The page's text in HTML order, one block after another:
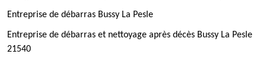
Entreprise de débarras Bussy La Pesle
Entreprise de débarras et nettoyage après décès Bussy La Pesle
21540